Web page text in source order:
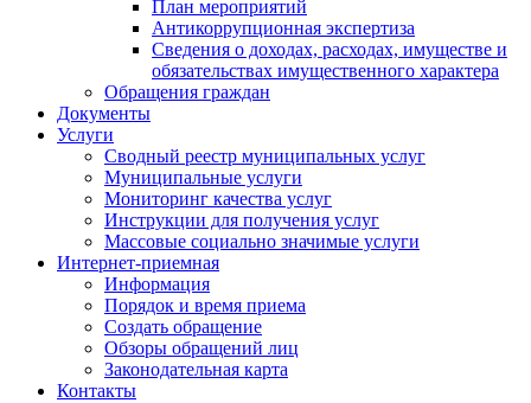
План мероприятий
Антикоррупционная экспертиза
Сведения о доходах, расходах, имуществе и
обязательствах имущественного характера
Обращения граждан
Документы
Услуги
Сводный реестр муниципальных услуг
Муниципальные услуги
Мониторинг качества услуг
Инструкции для получения услуг
Массовые социально значимые услуги
Интернет-приемная
Информация
Порядок и время приема
Создать обращение
Обзоры обращений лиц
Законодательная карта
Контакты